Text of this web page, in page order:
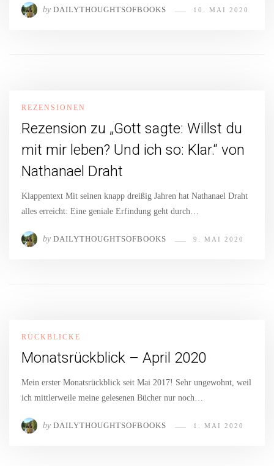
by DAILYTHOUGHTSOFBOOKS 10. MAI 2020
REZENSIONEN
Rezension zu „Gott sagte: Willst du
mit mir leben? Und ich so: Klar.“ von
Nathanael Draht
Klappentext Mit seinen knapp dreißig Jahren hat Nathanael Draht
alles erreicht: Eine geniale Erfindung geht durch…
by DAILYTHOUGHTSOFBOOKS 9. MAI 2020
RÜCKBLICKE
Monatsrückblick – April 2020
Mein erster Monatsrückblick seit Mai 2017! Sehr ungewohnt, weil
ich mittlerweile meine gelesenen Bücher nur noch…
by DAILYTHOUGHTSOFBOOKS 1. MAI 2020